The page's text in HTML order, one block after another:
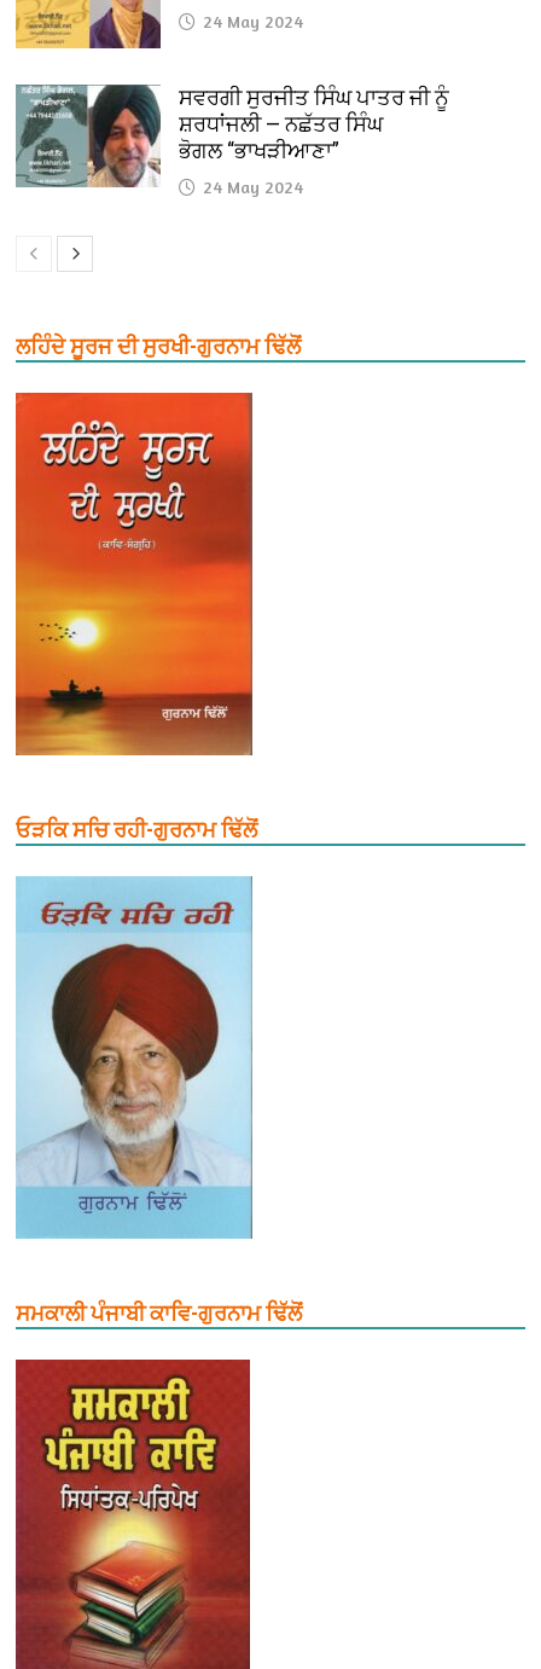
24 May 2024
ਸਵਰਗੀ ਸੁਰਜੀਤ ਸਿੰਘ ਪਾਤਰ ਜੀ ਨੂੰ
ਸ਼ਰਧਾਂਜਲੀ — ਨਛੱਤਰ ਸਿੰਘ
ਭੋਗਲ “ਭਾਖੜੀਆਣਾ”
24 May 2024
ਲਹਿੰਦੇ ਸੂਰਜ ਦੀ ਸੁਰਖੀ-ਗੁਰਨਾਮ ਢਿੱਲੋਂ
ਓੜਕਿ ਸਚਿ ਰਹੀ-ਗੁਰਨਾਮ ਢਿੱਲੋਂ
ਸਮਕਾਲੀ ਪੰਜਾਬੀ ਕਾਵਿ-ਗੁਰਨਾਮ ਢਿੱਲੋਂ